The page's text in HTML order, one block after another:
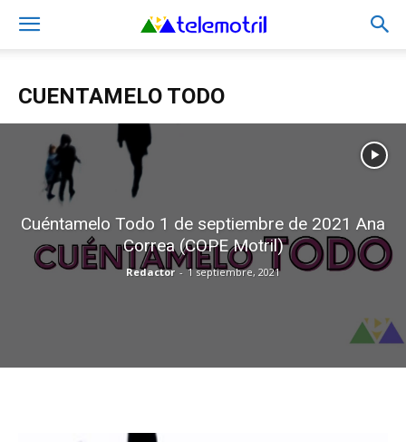
CUENTAMELO TODO
Cuéntamelo Todo 1 de septiembre de 2021 Ana
Correa (COPE Motril)
Redactor - 1 septiembre, 2021